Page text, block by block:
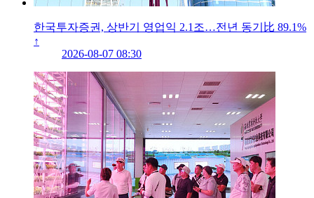
한국투자증권, 상반기 영업익 2.1조…전년 동기比 89.1%
↑
2026-08-07 08:30